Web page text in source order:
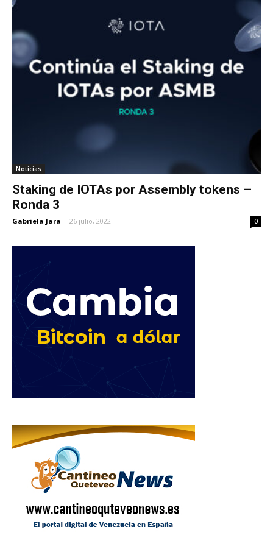
Noticias
Staking de IOTAs por Assembly tokens –
Ronda 3
Gabriela Jara - 26 julio, 2022 0